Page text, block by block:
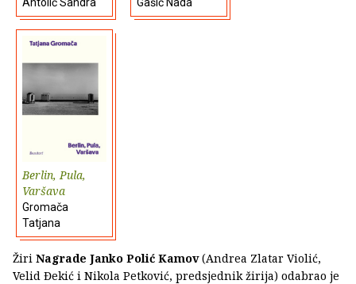
Berlin, Pula,
Varšava
Gromača
Tatjana
Žiri Nagrade Janko Polić Kamov(Andrea Zlatar Violić,
Velid Đekić i Nikola Petković, predsjednik žirija) odabrao je